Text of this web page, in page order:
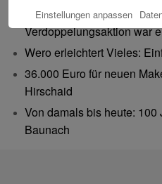
Gemeinsam 62.500 Euro
Verdoppelungsaktion war
Wero erleichtert Vieles:
36.000 Euro für neuen
Hirschaid
Von damals bis heute:
Baunach
Einstellungen anpassen